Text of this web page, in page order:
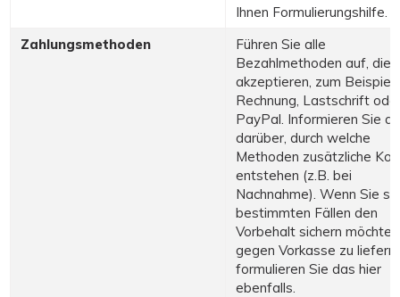
Ihnen Formulierungshilfe.
Zahlungsmethoden
Führen Sie alle
Bezahlmethoden auf, die
akzeptieren, zum Beispiel
Rechnung, Lastschrift
PayPal. Informieren Sie
darüber, durch welche
Methoden zusätzliche
entstehen (z.B. bei
Nachnahme). Wenn Sie
bestimmten Fällen den
Vorbehalt sichern
gegen Vorkasse zu liefern,
formulieren Sie das hier
ebenfalls.